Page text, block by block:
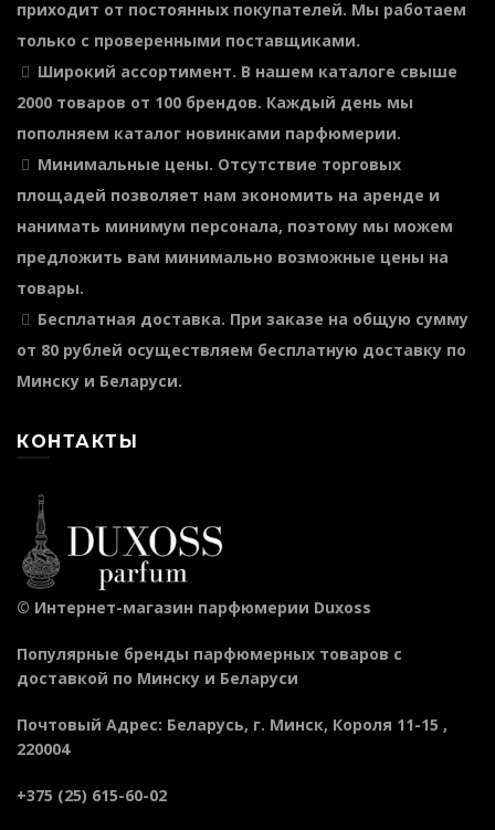
приходит от постоянных покупателей. Мы работаем
только с проверенными поставщиками.
Широкий ассортимент. В нашем каталоге свыше
2000 товаров от 100 брендов. Каждый день мы
пополняем каталог новинками парфюмерии.
Минимальные цены. Отсутствие торговых
площадей позволяет нам экономить на аренде и
нанимать минимум персонала, поэтому мы можем
предложить вам минимально возможные цены на
товары.
Бесплатная доставка. При заказе на общую сумму
от 80 рублей осуществляем бесплатную доставку по
Минску и Беларуси.
КОНТАКТЫ
© Интернет-магазин парфюмерии Duxoss
Популярные бренды парфюмерных товаров с
доставкой по Минску и Беларуси
Почтовый Адрес: Беларусь, г. Минск, Короля 11-15 ,
220004
+375 (25) 615-60-02